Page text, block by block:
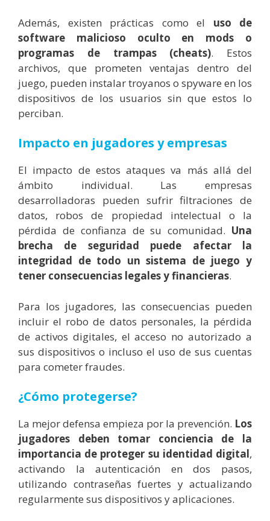
Además, existen prácticas como el uso de
software malicioso oculto en mods o
programas de trampas (cheats). Estos
archivos, que prometen ventajas dentro del
juego, pueden instalar troyanos o spyware en los
dispositivos de los usuarios sin que estos lo
perciban.
Impacto en jugadores y empresas
El impacto de estos ataques va más allá del
ámbito individual. Las empresas
desarrolladoras pueden sufrir filtraciones de
datos, robos de propiedad intelectual o la
pérdida de confianza de su comunidad. Una
brecha de seguridad puede afectar la
integridad de todo un sistema de juego y
tener consecuencias legales y financieras.
Para los jugadores, las consecuencias pueden
incluir el robo de datos personales, la pérdida
de activos digitales, el acceso no autorizado a
sus dispositivos o incluso el uso de sus cuentas
para cometer fraudes.
¿Cómo protegerse?
La mejor defensa empieza por la prevención. Los
jugadores deben tomar conciencia de la
importancia de proteger su identidad digital,
activando la autenticación en dos pasos,
utilizando contraseñas fuertes y actualizando
regularmente sus dispositivos y aplicaciones.